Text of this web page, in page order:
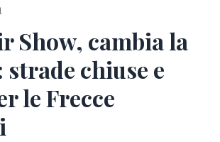
Show, cambia la
chiuse e
le Frecce